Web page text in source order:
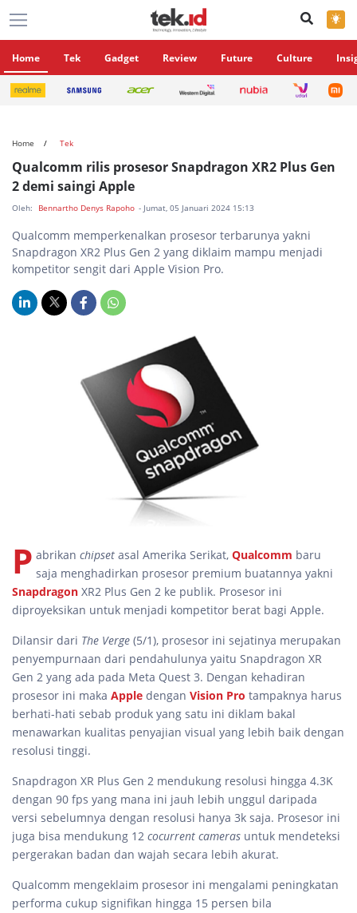
×
Home Tek Gadget Review Future Culture
Home Tek
Qualcomm rilis prosesor Snapdragon XR2 Plus Gen
2 demi saingi Apple
Oleh: Bennartho Denys Rapoho - Jumat, 05 Januari 2024 15:13
Qualcomm memperkenalkan prosesor terbarunya yakni
Snapdragon XR2 Plus Gen 2 yang diklaim mampu menjadi
kompetitor sengit dari Apple Vision Pro.
P abrikan chipset asal Amerika Serikat, Qualcomm baru
saja menghadirkan prosesor premium buatannya yakni
Snapdragon XR2 Plus Gen 2 ke publik. Prosesor ini
diproyeksikan untuk menjadi kompetitor berat bagi Apple.
Dilansir dari The Verge (5/1), prosesor ini sejatinya merupakan
penyempurnaan dari pendahulunya yaitu Snapdragon XR
Gen 2 yang ada pada Meta Quest 3. Dengan kehadiran
prosesor ini maka Apple dengan Vision Pro tampaknya harus
berhati-hati sebab produk yang satu ini diklam bakal
menawarkan kualitas penyajian visual yang lebih baik dengan
resolusi tinggi.
Snapdragon XR Plus Gen 2 mendukung resolusi hingga 4.3K
dengan 90 fps yang mana ini jauh lebih unggul daripada
versi sebelumnya dengan resolusi hanya 3k saja. Prosesor ini
juga bisa mendukung 12 cocurrent cameras untuk mendeteksi
pergerakan badan dan wajah secara lebih akurat.
Qualcomm mengeklaim prosesor ini mengalami peningkatan
performa cukup signifikan hingga 15 persen bila